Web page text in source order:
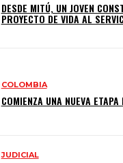
DESDE MITÚ, UN JOVEN
PROYECTO DE VIDA AL
COLOMBIA
COMIENZA UNA NUEVA
JUDICIAL